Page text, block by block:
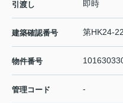
引渡し 即時
建築確認番号 第HK24-
物件番号
管理コード -